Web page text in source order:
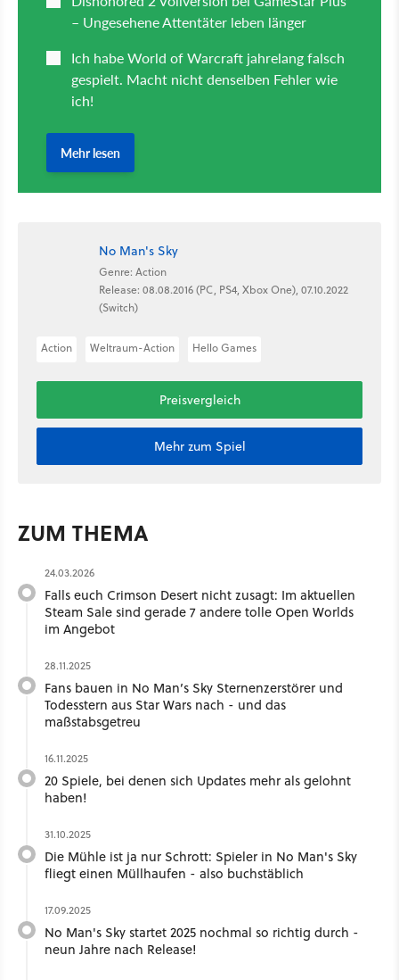
No Man's Sky
Genre: Action
Release: 08.08.2016 (PC, PS4, Xbox One), 07.10.2022
(Switch)
Action Weltraum-Action Hello Games
Preisvergleich
Mehr zum Spiel
ZUM THEMA
24.03.2026
Falls euch Crimson Desert nicht zusagt: Im aktuellen
Steam Sale sind gerade 7 andere tolle Open Worlds
im Angebot
28.11.2025
Fans bauen in No Man’s Sky Sternenzerstörer und
Todesstern aus Star Wars nach - und das
maßstabsgetreu
16.11.2025
20 Spiele, bei denen sich Updates mehr als gelohnt
haben!
31.10.2025
Die Mühle ist ja nur Schrott: Spieler in No Man's Sky
fliegt einen Müllhaufen - also buchstäblich
17.09.2025
No Man's Sky startet 2025 nochmal so richtig durch -
neun Jahre nach Release!